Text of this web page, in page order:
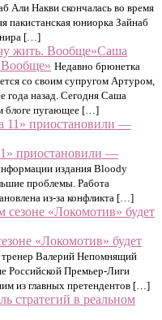
Али Накви скончалась во время
пакистанская юниорка Зайнаб
[…]
Саша
Недавно брюнетка
со своим супругом Артуром,
года назад. Сегодня Саша
блоге пугающее […]
приостановили —
издания Bloody
проблемы. Работа
из-за конфликта […]
«Локомотив» будет
тренер Валерий Непомнящий
Российской Премьер-Лиги
из главных претендентов […]